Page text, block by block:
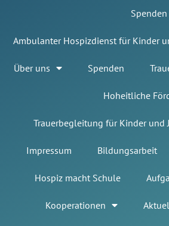
Spenden
Ambulanter Hospizdienst für Kinder
Über uns Spenden
Hoheitliche
Trauerbegleitung für Kinder und
Impressum Bildungsarbeit
Hospiz macht Schule
Kooperationen